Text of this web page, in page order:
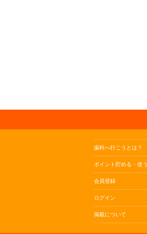
歯科へ行こうとは？
ポイント貯める・使う
会員登録
ログイン
掲載について